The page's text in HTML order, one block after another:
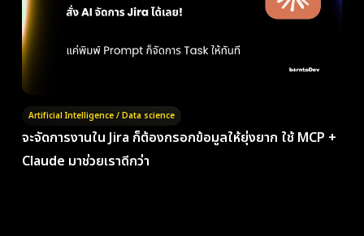
Artificial Intelligence / Data science
จะจัดการงานใน Jira ก็ต้องกรอกข้อมูลให้ยุ่งยาก ใช้ MCP +
Claude มาช่วยเราดีกว่า